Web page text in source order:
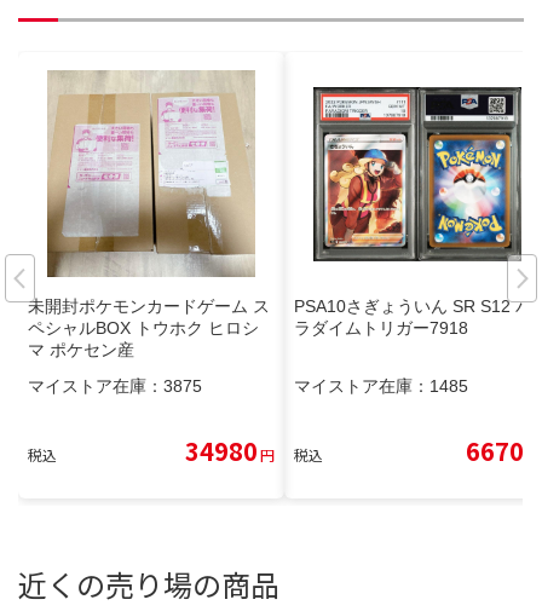
未開封ポケモンカードゲーム ス
ペシャルBOX トウホク ヒロシ
マ ポケセン産
マイストア在庫： 3875
税込 34980円
PSA10さぎょういん SR S12 パ
ラダイムトリガー7918
マイストア在庫： 1485
税込 6670
近くの売り場の商品